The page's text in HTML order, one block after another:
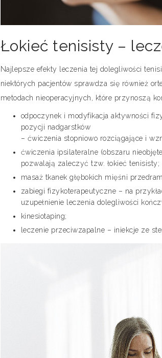
Łokieć tenisisty –
Najlepsze efekty leczenia tej dolegliwości
niektórych pacjentów sprawdza się również
metodach nieoperacyjnych, które przynoszą
odpoczynek i modyfikacja aktywności
pozycji nadgarstków
– ćwiczenia stopniowo rozciągające i
ćwiczenia ipsilateralne (obszaru
pozwalają zaleczyć tzw. łokieć tenisisty;
masaż tkanek głębokich mięśni
zabiegi fizykoterapeutyczne – na
uzupełnienie leczenia dolegliwości
kinesiotaping;
leczenie przeciwzapalne – iniekcje ze